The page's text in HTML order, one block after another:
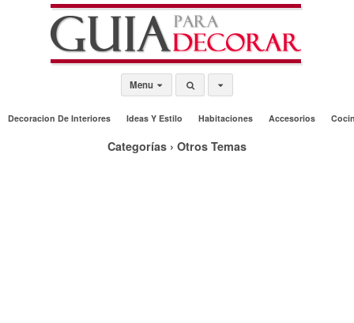
Menu
Decoracion De Interiores Ideas Y Estilo Habitaciones Accesorios
Categorías › Otros Temas